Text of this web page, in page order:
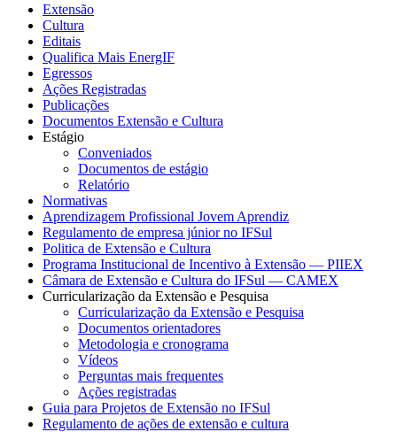
Extensão
Cultura
Editais
Qualifica Mais EnergIF
Egressos
Ações Registradas
Publicações
Documentos Extensão e Cultura
Estágio
Conveniados
Documentos de estágio
Relatório
Normativas
Aprendizagem Profissional Jovem Aprendiz
Regulamento de empresa júnior no IFSul
Politica de Extensão e Cultura
Programa Institucional de Incentivo à Extensão — PIIEX
Câmara de Extensão e Cultura do IFSul — CAMEX
Curricularização da Extensão e Pesquisa
Curricularização da Extensão e Pesquisa
Documentos orientadores
Metodologia e cronograma
Vídeos
Perguntas mais frequentes
Ações registradas
Guia para Projetos de Extensão no IFSul
Regulamento de ações de extensão e cultura